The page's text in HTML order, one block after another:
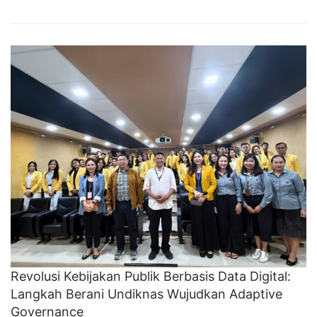
Revolusi Kebijakan Publik Berbasis Data Digital:
Langkah Berani Undiknas Wujudkan Adaptive
Governance